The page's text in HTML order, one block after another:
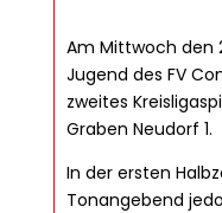
Am Mittwoch den
Jugend des FV
zweites
Graben Neudorf 1.
In der ersten
Tonangebend